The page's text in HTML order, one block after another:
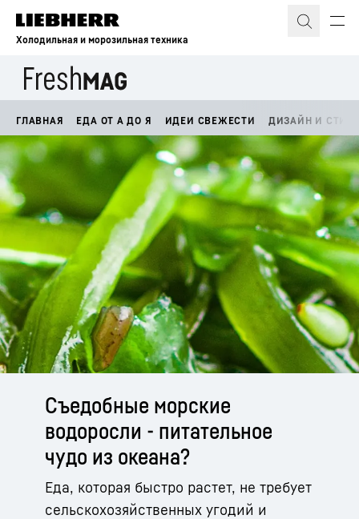
Холодильная и морозильная техника
ГЛАВНАЯ ЕДА ОТ А ДО Я ИДЕИ СВЕЖЕСТИ ДИЗАЙН И
Съедобные морские
водоросли - питательное
чудо из океана?
Еда, которая быстро растет, не требует
сельскохозяйственных угодий и